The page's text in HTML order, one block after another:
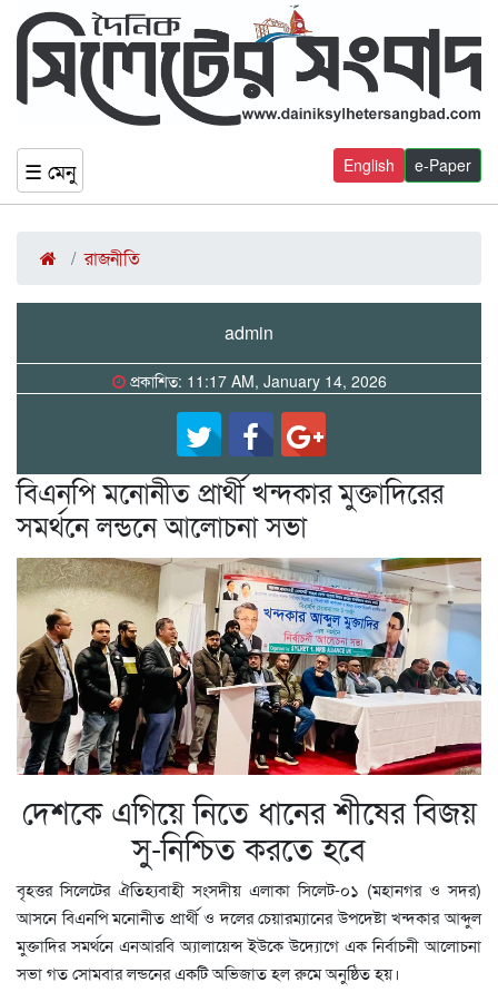
☰ মেনু e-Paper
English
রাজনীতি
admin
প্রকাশিত: 11:17 AM, January 14, 2026
বিএনপি মনোনীত প্রার্থী খন্দকার মুক্তাদিরের
সমর্থনে লন্ডনে আলোচনা সভা
দেশকে এগিয়ে নিতে ধানের শীষের বিজয়
সু-নিশ্চিত করতে হবে
বৃহত্তর সিলেটের ঐতিহ্যবাহী সংসদীয় এলাকা সিলেট-০১ (মহানগর ও সদর)
আসনে বিএনপি মনোনীত প্রার্থী ও দলের চেয়ারম্যানের উপদেষ্টা খন্দকার আব্দুল
মুক্তাদির সমর্থনে এনআরবি অ্যালায়েন্স ইউকে উদ্যোগে এক নির্বাচনী আলোচনা
সভা গত সোমবার লন্ডনের একটি অভিজাত হল রুমে অনুষ্ঠিত হয়।